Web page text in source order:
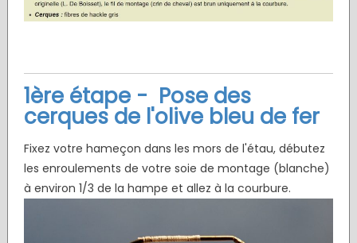
1ère étape - Pose des
cerques de l'olive bleu de fer
Fixez votre hameçon dans les mors de l'étau, débutez
les enroulements de votre soie de montage (blanche)
à environ 1/3 de la hampe et allez à la courbure.